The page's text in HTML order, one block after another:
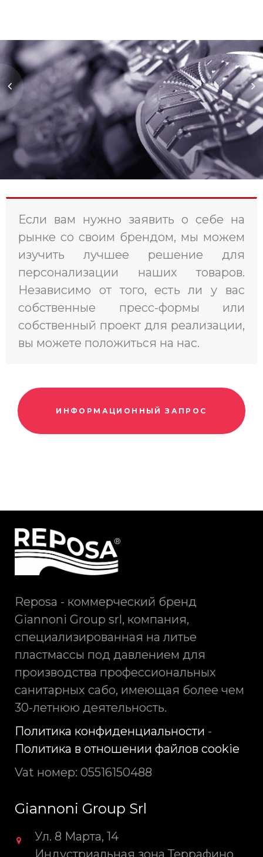
Если вам нужно заявить о себе на
рынке со своим брендом, мы можем
изучить лучшее решение для
персонализации наших товаров.
Независимо от того, есть ли у вас
собственные пресс-формы или
собственный проект для реализации,
вы можете положиться на нас.
ИНФОРМАЦИОННЫЙ ЗАПРОС
Reposa - коммерческий бренд
Giannoni Group srl, компания,
специализированная на литье
пластмассы под давлением для
производства профессиональных
санитарных сабо, имеющая более чем
30-летнюю деятельность.
Политика конфиденциальности -
Политика в отношении файлов cookie
Vat номер: 05516150488
Giannoni Group Srl
Ул. 8 Maрта, 14
Индустриальная зона Террафино